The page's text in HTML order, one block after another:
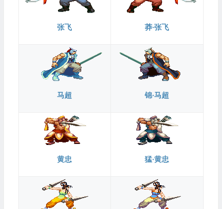
张飞 莽·张飞
马超 锦·马超
黄忠 猛·黄忠